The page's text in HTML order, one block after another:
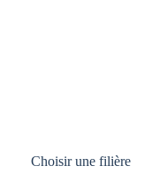
Choisir une filière